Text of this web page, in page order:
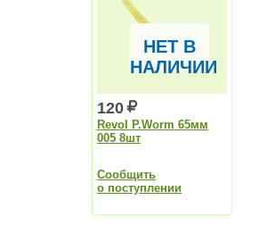
НЕТ В
НАЛИЧИИ
120
Revol P.Worm 65мм
005 8шт
Сообщить
о поступлении